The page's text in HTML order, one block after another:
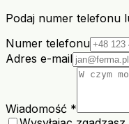
Podaj numer telefonu
Numer telefonu
Adres e-mail
Wiadomość *